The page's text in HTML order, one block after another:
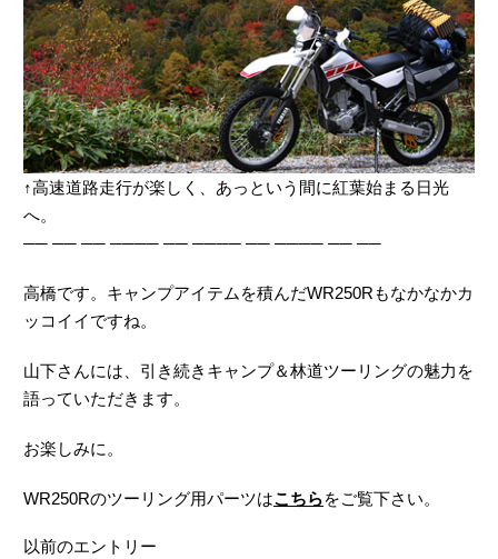
↑高速道路走行が楽しく、あっという間に紅葉始まる日光
へ。
── ── ── ──── ── ──── ── ──── ── ──
高橋です。キャンプアイテムを積んだWR250Rもなかなかカ
ッコイイですね。
山下さんには、引き続きキャンプ＆林道ツーリングの魅力を
語っていただきます。
お楽しみに。
WR250Rのツーリング用パーツはこちらをご覧下さい。
以前のエントリー